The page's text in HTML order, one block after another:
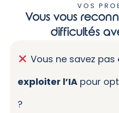
VOS
Vous vous
difficultés
Vous ne savez pas
exploiter l’IA pour
?